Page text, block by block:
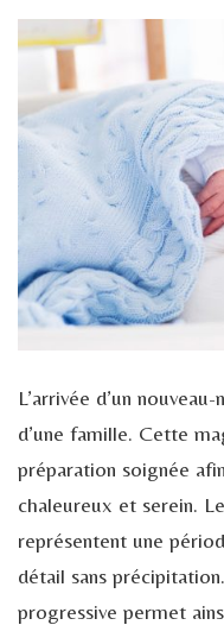
L’arrivée d’un
d’une famille. Cette
préparation soignée
chaleureux et serein.
représentent une
détail sans
progressive permet